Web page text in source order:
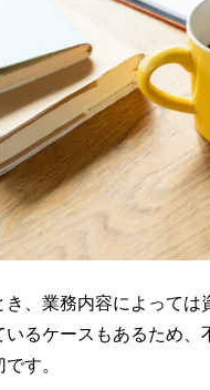
、業務内容によって
るケースもあるため
す。